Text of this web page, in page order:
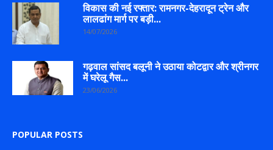
विकास की नई रफ्तार: रामनगर-देहरादून ट्रेन और
लालढांग मार्ग पर बड़ी...
14/07/2026
गढ़वाल सांसद बलूनी ने उठाया कोटद्वार और श्रीनगर
में घरेलू गैस...
23/06/2026
POPULAR POSTS